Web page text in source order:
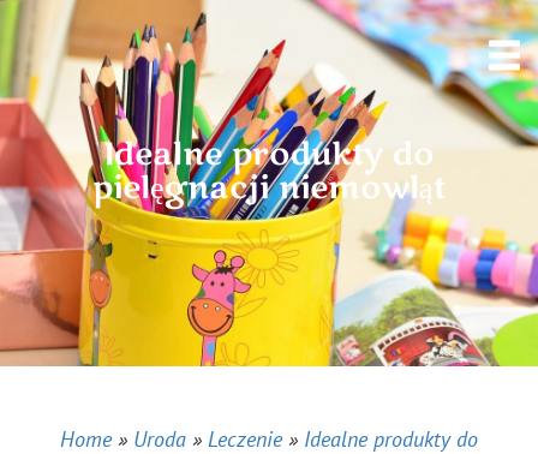
Idealne produkty do
pielęgnacji niemowląt
Home» Uroda » Leczenie» Idealne produkty do